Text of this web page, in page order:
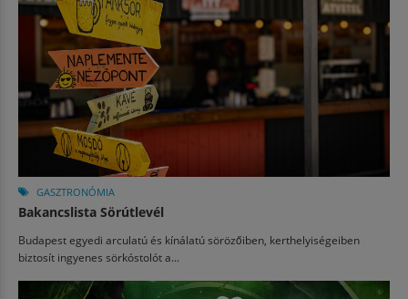
GASZTRONÓMIA
Bakancslista Sörútlevél
Budapest egyedi arculatú és kínálatú sörözőiben, kerthelyiségeiben
biztosít ingyenes sörkóstolót a...